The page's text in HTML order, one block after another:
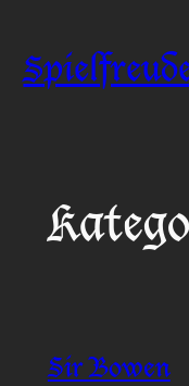
Inhalt
springen
Sir Bowen